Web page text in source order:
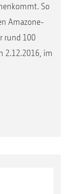
So
Amazone-
rund 100
2.12.2016, im